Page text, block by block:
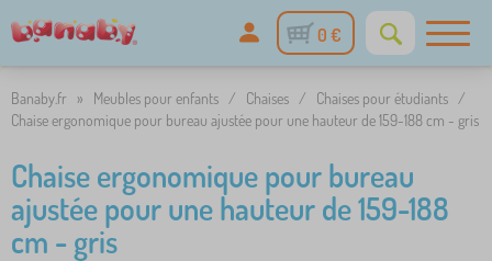
0 €
Banaby.fr » Meubles pour enfants / Chaises / Chaises pour étudiants /
Chaise ergonomique pour bureau ajustée pour une hauteur de 159-188 cm - gris
Chaise ergonomique pour bureau
ajustée pour une hauteur de 159-188
cm - gris